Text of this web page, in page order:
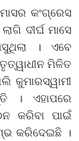
କଂଗ୍ରେସ
ଦୀର୍ଘ ମାସେ
। ଏବେ
ମିଳିତ
କୁମାରସ୍ୱାମୀ
। ଏହାପରେ
କରିବା ପାଇଁ
କରିଦେଇଛି ।